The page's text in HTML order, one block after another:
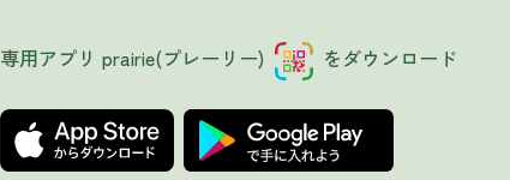
専用アプリ prairie(プレーリー) をダウンロード